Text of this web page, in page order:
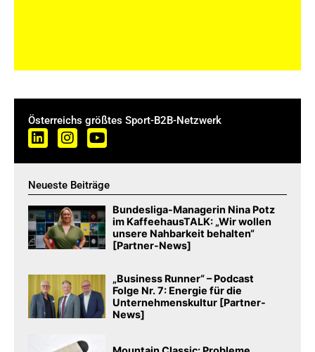
Österreichs größtes Sport-B2B-Netzwerk
Neueste Beiträge
Bundesliga-Managerin Nina Potz
im KaffeehausTALK: „Wir wollen
unsere Nahbarkeit behalten“
[Partner-News]
„Business Runner“ – Podcast
Folge Nr. 7: Energie für die
Unternehmenskultur [Partner-
News]